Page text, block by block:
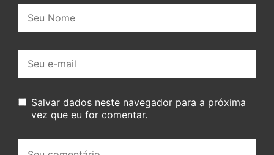
mail:
Salvar dados neste navegador para a próxima
vez que eu for comentar.